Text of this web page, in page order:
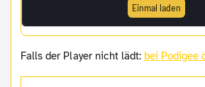
Einmal laden
Falls der Player nicht lädt: bei Podigee